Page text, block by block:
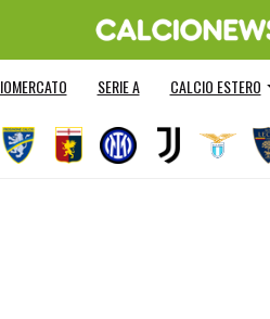
SERIE A CALCIO ESTERO